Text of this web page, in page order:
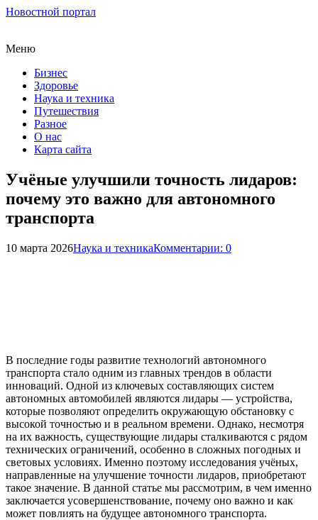
Новостной портал
Меню
Бизнес
Здоровье
Наука и техника
Путешествия
Разное
О нас
Карта сайта
Учёные улучшили точность лидаров:
почему это важно для автономного
транспорта
10 марта 2026Наука и техникаКомментарии: 0
В последние годы развитие технологий автономного
транспорта стало одним из главных трендов в области
инноваций. Одной из ключевых составляющих систем
автономных автомобилей являются лидары — устройства,
которые позволяют определить окружающую обстановку с
высокой точностью и в реальном времени. Однако, несмотря
на их важность, существующие лидары сталкиваются с рядом
технических ограничений, особенно в сложных погодных и
световых условиях. Именно поэтому исследования учёных,
направленные на улучшение точности лидаров, приобретают
такое значение. В данной статье мы рассмотрим, в чем именно
заключается усовершенствование, почему оно важно и как
может повлиять на будущее автономного транспорта.